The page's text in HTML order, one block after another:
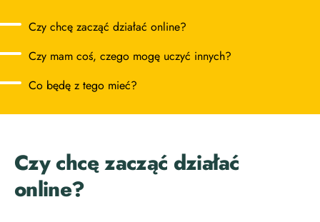
Czy chcę zacząć działać online?
Czy mam coś, czego mogę uczyć innych?
Co będę z tego mieć?
Czy chcę zacząć działać
online?